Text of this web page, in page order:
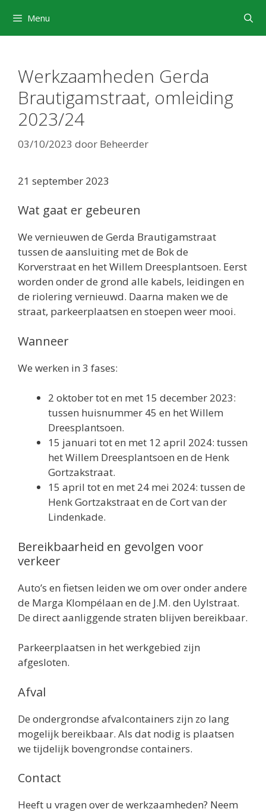
naar
de
Menu
Werkzaamheden Gerda
Brautigamstraat, omleiding
2023/24
03/10/2023 door Beheerder
21 september 2023
Wat gaat er gebeuren
We vernieuwen de Gerda Brautigamstraat
tussen de aansluiting met de Bok de
Korverstraat en het Willem Dreesplantsoen. Eerst
worden onder de grond alle kabels, leidingen en
de riolering vernieuwd. Daarna maken we de
straat, parkeerplaatsen en stoepen weer mooi.
Wanneer
We werken in 3 fases:
2 oktober tot en met 15 december 2023:
tussen huisnummer 45 en het Willem
Dreesplantsoen.
15 januari tot en met 12 april 2024: tussen
het Willem Dreesplantsoen en de Henk
Gortzakstraat.
15 april tot en met 24 mei 2024: tussen de
Henk Gortzakstraat en de Cort van der
Lindenkade.
Bereikbaarheid en gevolgen voor
verkeer
Auto’s en fietsen leiden we om over onder andere
de Marga Klompélaan en de J.M. den Uylstraat.
De direct aanliggende straten blijven bereikbaar.
Parkeerplaatsen in het werkgebied zijn
afgesloten.
Afval
De ondergrondse afvalcontainers zijn zo lang
mogelijk bereikbaar. Als dat nodig is plaatsen
we tijdelijk bovengrondse containers.
Contact
Heeft u vragen over de werkzaamheden? Neem